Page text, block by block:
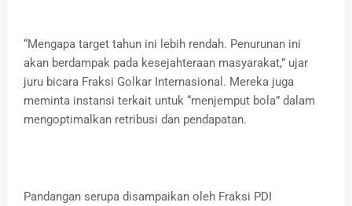
“Mengapa target tahun ini lebih rendah. Penurunan ini
akan berdampak pada kesejahteraan masyarakat,” ujar
juru bicara Fraksi Golkar Internasional. Mereka juga
meminta instansi terkait untuk “menjemput bola” dalam
mengoptimalkan retribusi dan pendapatan.
Pandangan serupa disampaikan oleh Fraksi PDI